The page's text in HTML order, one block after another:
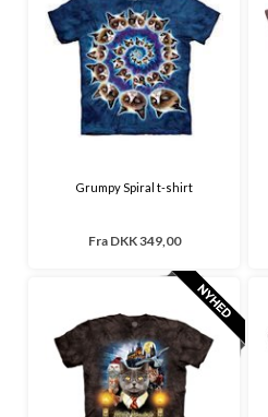
Grumpy Spiral t-shirt
Fra DKK 349,00